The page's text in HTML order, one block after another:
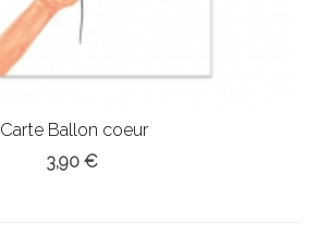
Carte Ballon coeur
3,90 €